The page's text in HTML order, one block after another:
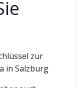
zur
in Salzburg